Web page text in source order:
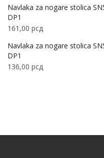
Navlaka za nogare stolica
DP1
161,00 рсд
Navlaka za nogare stolica
DP1
136,00 рсд